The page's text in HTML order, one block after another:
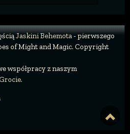
Jaskini Behemota- pierwszego
of Might and Magic. Copyright
współpracy z naszym
.